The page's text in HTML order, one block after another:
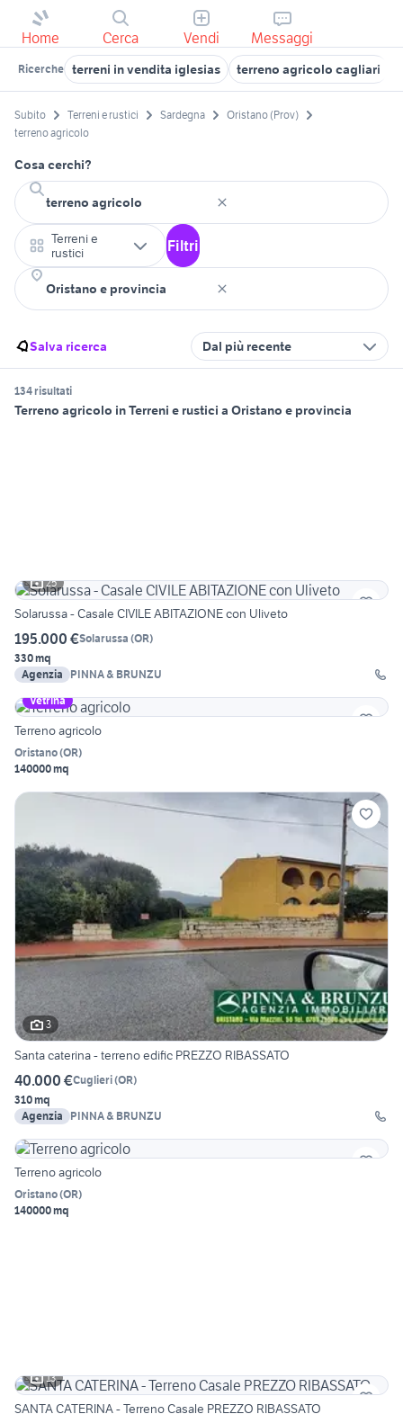
Home Cerca Vendi Messaggi
Ricerche terreni in vendita iglesias terreno agricolo cagliari
Subito Terreni e rustici Sardegna
Oristano (Prov)
terreno agricolo
Cosa cerchi?
Terreni e
rustici
Filtri
Salva ricerca Dal più recente
134 risultati
Terreno agricolo in Terreni e rustici a Oristano e provincia
25
Solarussa - Casale CIVILE ABITAZIONE con Uliveto
195.000 €Solarussa (OR)
330 mq
Agenzia
PINNA & BRUNZU
Vetrina
Terreno agricolo
Oristano(OR)
140000 mq
3
Santa caterina - terreno edific PREZZO RIBASSATO
40.000 €Cuglieri(OR)
310 mq
Agenzia
PINNA & BRUNZU
Terreno agricolo
Oristano(OR)
140000 mq
13
SANTA CATERINA - Terreno Casale PREZZO RIBASSATO